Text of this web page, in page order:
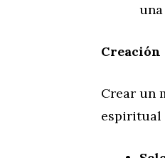
Creación
Crear un
espiritual